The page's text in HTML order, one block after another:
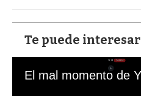
Te puede interesar